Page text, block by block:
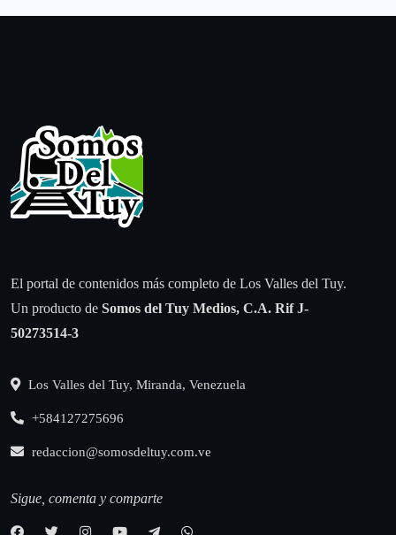
El portal de contenidos más completo de Los Valles del Tuy.
Un producto de Somos del Tuy Medios, C.A. Rif J-
50273514-3
Los Valles del Tuy, Miranda, Venezuela
+584127275696
redaccion@somosdeltuy.com.ve
Sigue, comenta y comparte